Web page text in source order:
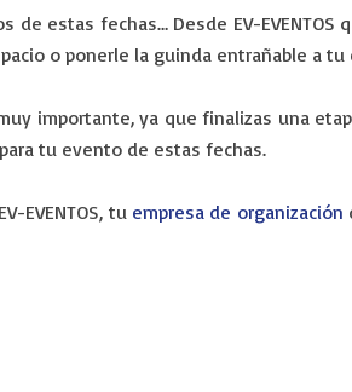
estas fechas… Desde EV-EVENTOS
o ponerle la guinda entrañable a tu
importante, ya que finalizas una
tu evento de estas fechas.
EVENTOS, tu empresa de organización